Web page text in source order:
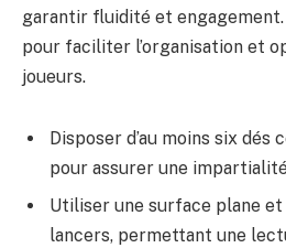
garantir fluidité et
pour faciliter l’organisation et
joueurs.
Disposer d’au moins six
pour assurer une
Utiliser une surface plane
lancers, permettant une